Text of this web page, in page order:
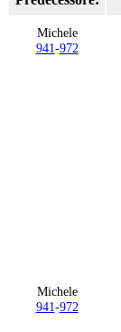
Michele
941-972
Michele
941-972